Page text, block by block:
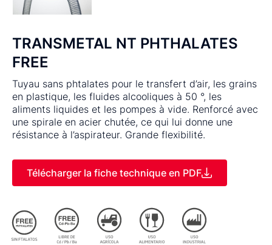
TRANSMETAL NT PHTHALATES
FREE
Tuyau sans phtalates pour le transfert d’air, les grains
en plastique, les fluides alcooliques à 50 °, les
aliments liquides et les pompes à vide. Renforcé avec
une spirale en acier chutée, ce qui lui donne une
résistance à l’aspirateur. Grande flexibilité.
Télécharger la fiche technique en PDF